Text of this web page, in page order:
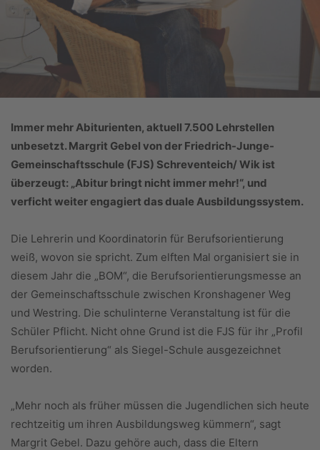
Immer mehr Abiturienten, aktuell 7.500 Lehrstellen
unbesetzt. Margrit Gebel von der Friedrich-Junge-
Gemeinschaftsschule (FJS) Schreventeich/ Wik ist
überzeugt: „Abitur bringt nicht immer mehr!“, und
verficht weiter engagiert das duale Ausbildungssystem.
Die Lehrerin und Koordinatorin für Berufsorientierung
weiß, wovon sie spricht. Zum elften Mal organisiert sie in
diesem Jahr die „BOM“, die Berufsorientierungsmesse an
der Gemeinschaftsschule zwischen Kronshagener Weg
und Westring. Die schulinterne Veranstaltung ist für die
Schüler Pflicht. Nicht ohne Grund ist die FJS für ihr „Profil
Berufsorientierung“ als Siegel-Schule ausgezeichnet
worden.
„Mehr noch als früher müssen die Jugendlichen sich heute
rechtzeitig um ihren Ausbildungsweg kümmern“, sagt
Margrit Gebel. Dazu gehöre auch, dass die Eltern